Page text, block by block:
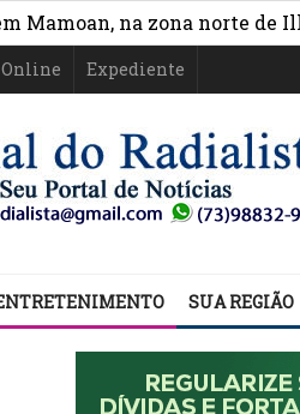
na zona norte de Ilhéus »
Online Expediente
SUA REGIÃO